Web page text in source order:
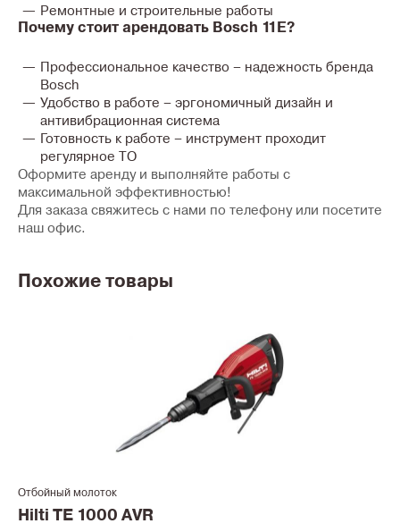
Ремонтные и строительные работы
Почему стоит арендовать Bosch 11E?
Профессиональное качество – надежность бренда
Bosch
Удобство в работе – эргономичный дизайн и
антивибрационная система
Готовность к работе – инструмент проходит
регулярное ТО
Оформите аренду и выполняйте работы с
максимальной эффективностью!
Для заказа свяжитесь с нами по телефону или посетите
наш офис.
Похожие товары
Отбойный молоток
Hilti TE 1000 AVR